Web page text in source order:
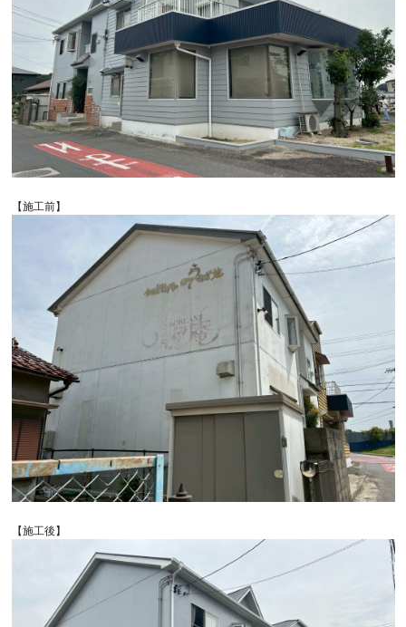
【施工前】
【施工後】